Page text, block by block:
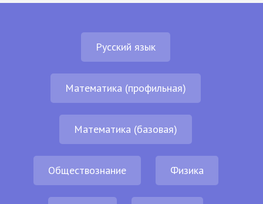
Русский язык
Математика (профильная)
Математика (базовая)
Обществознание Физика